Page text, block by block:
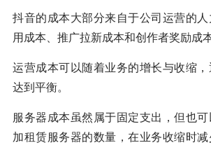
抖音的成本大部分来自于公司运营的
用成本、推广拉新成本和创作者奖励成本
运营成本可以随着业务的增长与收缩
达到平衡。
服务器成本虽然属于固定支出，但也
加租赁服务器的数量，在业务收缩时减